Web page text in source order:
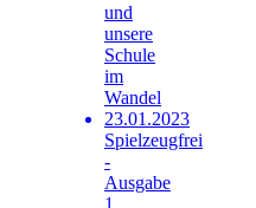
und
unsere
Schule
im
Wandel
23.01.2023
Spielzeugfrei
-
Ausgabe